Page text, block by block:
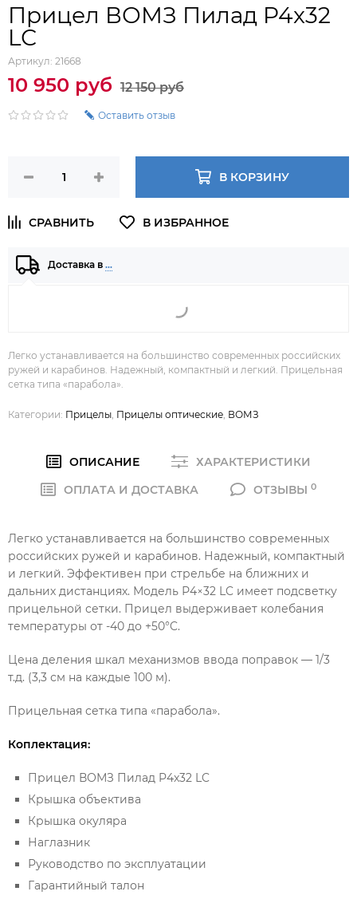
Прицел ВОМЗ Пилад P4x32
LС
Артикул: 21668
10 950 руб 12 150 руб
Оставить отзыв
В КОРЗИНУ
Доставка в …
Легко устанавливается на большинство современных российских
ружей и карабинов. Надежный, компактный и легкий. Прицельная
сетка типа «парабола».
Категории: Прицелы Прицелы оптические ВОМЗ
ОПИСАНИЕ
ХАРАКТЕРИСТИКИ
ОПЛАТА И ДОСТАВКА
ОТЗЫВЫ 0
Легко устанавливается на большинство современных
российских ружей и карабинов. Надежный, компактный
и легкий. Эффективен при стрельбе на ближних и
дальних дистанциях. Модель Р4×32 LC имеет подсветку
прицельной сетки. Прицел выдерживает колебания
температуры от -40 до +50°C.
Цена деления шкал механизмов ввода поправок — 1/3
т.д. (3,3 см на каждые 100 м).
Прицельная сетка типа «парабола».
Коплектация:
Прицел ВОМЗ Пилад P4x32 LC
Крышка объектива
Крышка окуляра
Наглазник
Руководство по эксплуатации
Гарантийный талон